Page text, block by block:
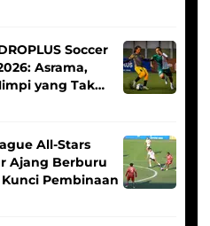
Soccer
Asrama,
yang Tak
All-Stars
Ajang Berburu
Pembinaan